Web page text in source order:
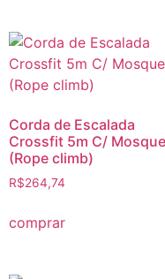
Corda de Escalada
Crossfit 5m C/
(Rope climb)
R$264,74
comprar